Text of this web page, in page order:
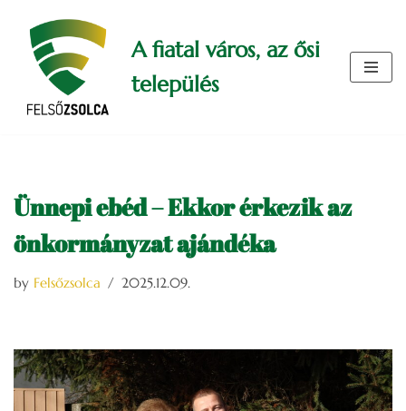
Skip
content
A fiatal város, az ősi
település
Ünnepi ebéd – Ekkor érkezik az
önkormányzat ajándéka
by Felsőzsolca 2025.12.09.